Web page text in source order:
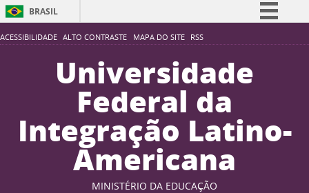
ACESSIBILIDADE ALTO CONTRASTE MAPA DO SITE RSS
BRASIL
Simplifique!
Participe
Acesso à informação
Legislação
Canais
Universidade
Federal da
Integração Latino-
Americana
MINISTÉRIO DA EDUCAÇÃO